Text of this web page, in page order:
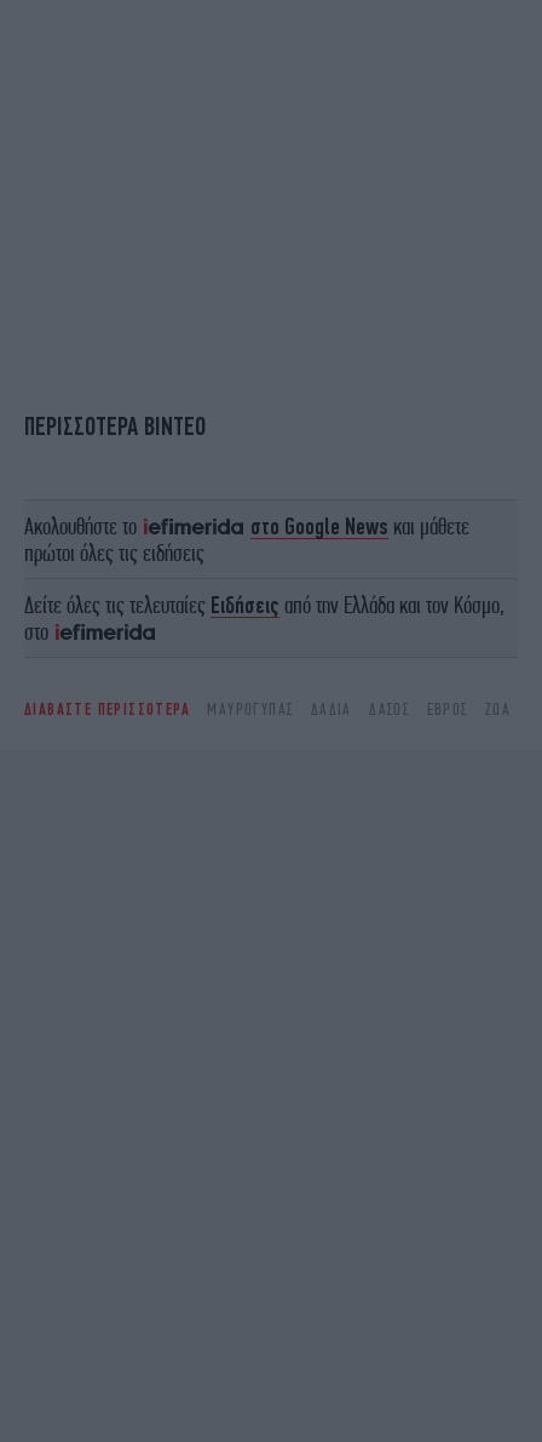
ΠΕΡΙΣΣΟΤΕΡΑ ΒΙΝΤΕΟ
Ακολουθήστε το στο Google News και μάθετε
πρώτοι όλες τις ειδήσεις
Δείτε όλες τις τελευταίες Ειδήσεις από την Ελλάδα και τον Κόσμο,
στο
ΔΙΑΒΑΣΤΕ ΠΕΡΙΣΣΟΤΕΡΑ ΜΑΥΡΌΓΥΠΑΣ ΔΑΔΙΆ ΔΆΣΟΣ ΈΒΡΟΣ ΖΏΑ